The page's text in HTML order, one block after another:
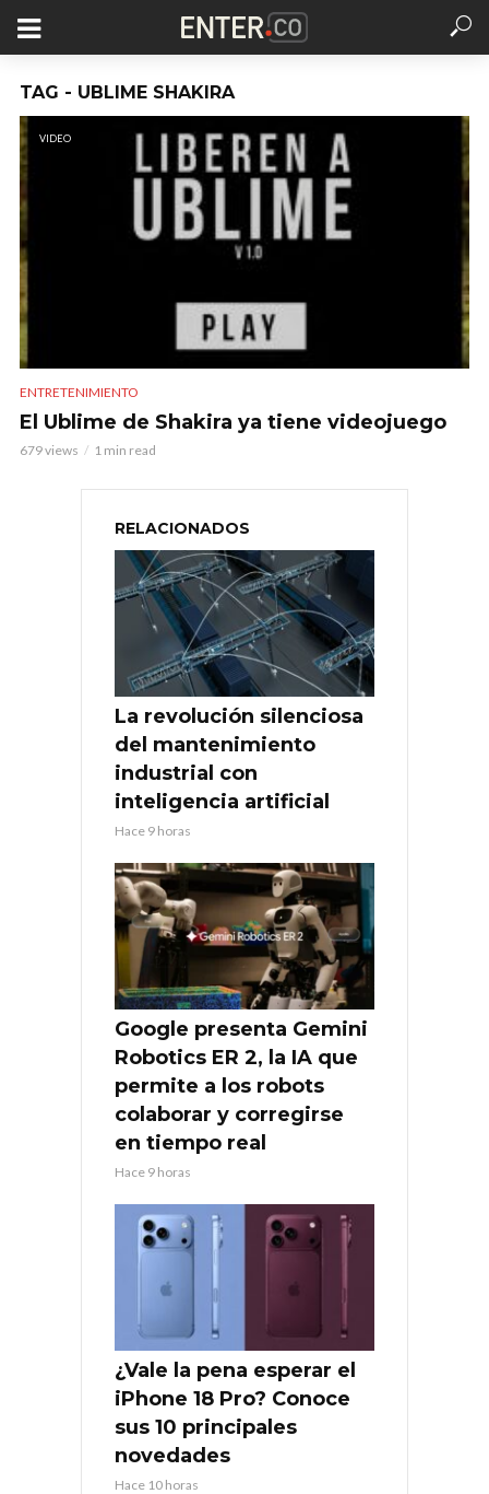
TAG - UBLIME SHAKIRA
VIDEO
ENTRETENIMIENTO
El Ublime de Shakira ya tiene videojuego
679 views 1 min read
RELACIONADOS
La revolución silenciosa
del mantenimiento
industrial con
inteligencia artificial
Hace 9 horas
Google presenta Gemini
Robotics ER 2, la IA que
permite a los robots
colaborar y corregirse
en tiempo real
Hace 9 horas
¿Vale la pena esperar el
iPhone 18 Pro? Conoce
sus 10 principales
novedades
Hace 10 horas